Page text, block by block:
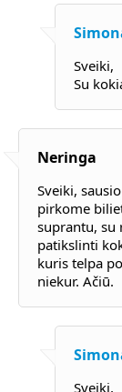
Sveiki,
Su
Neringa
Sveiki,
pirkome
suprantu, su
patikslinti
kuris telpa
niekur. Ačiū.
Sveiki,